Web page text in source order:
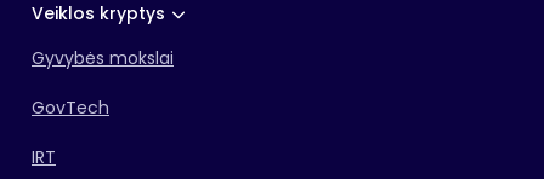
Veiklos kryptys
Gyvybės mokslai
GovTech
IRT